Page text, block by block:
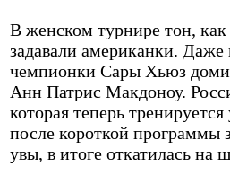
В женском турнире тон, как
задавали американки. Даже
чемпионки Сары Хьюз
Анн Патрис Макдоноу.
которая теперь
после короткой программы
увы, в итоге откатилась